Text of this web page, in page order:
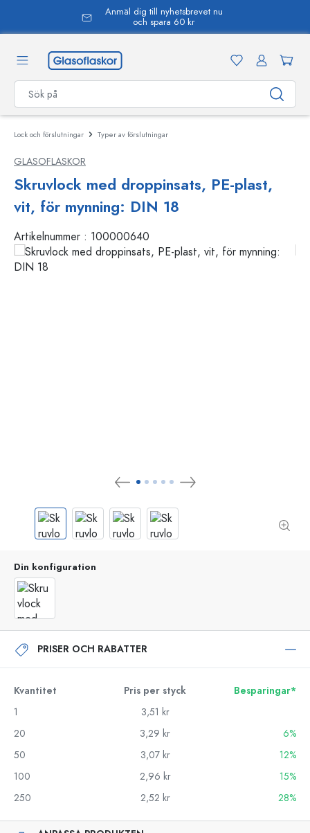
Anmäl dig till nyhetsbrevet nu
och spara 60 kr
Lock och förslutningar Typer av förslutningar
GLASOFLASKOR
Skruvlock med droppinsats, PE-plast,
vit, för mynning: DIN 18
Artikelnummer : 100000640
Din konfiguration
PRISER OCH RABATTER
Kvantitet Pris per styck
Besparingar*
1
3,51 kr
20
3,29 kr
6%
50
3,07 kr
12%
100
2,96 kr
15%
250
2,52 kr 28%